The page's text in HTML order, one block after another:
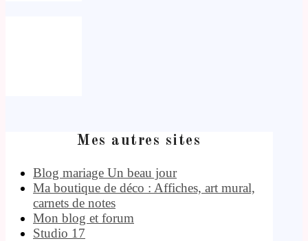
Mes autres sites
Blog mariage Un beau jour
Ma boutique de déco : Affiches, art mural,
carnets de notes
Mon blog et forum
Studio 17